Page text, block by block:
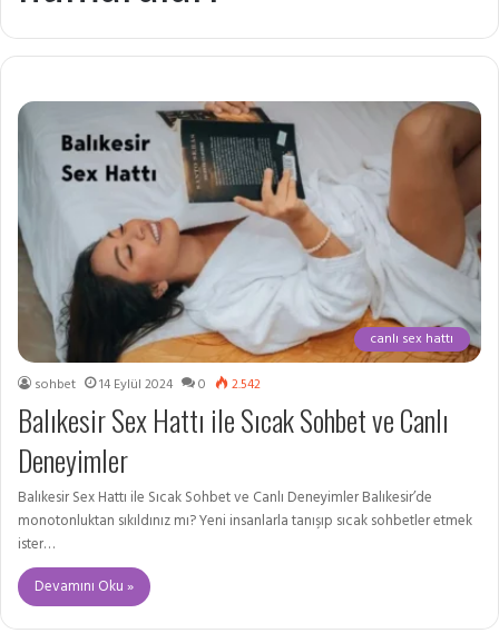
canlı sex hattı
sohbet 14 Eylül 2024 0 2.542
Balıkesir Sex Hattı ile Sıcak Sohbet ve Canlı
Deneyimler
Balıkesir Sex Hattı ile Sıcak Sohbet ve Canlı Deneyimler Balıkesir’de
monotonluktan sıkıldınız mı? Yeni insanlarla tanışıp sıcak sohbetler etmek
ister…
Devamını Oku »